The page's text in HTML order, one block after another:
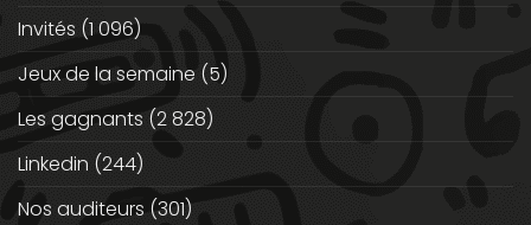
Invités (1 096)
Jeux de la semaine (5)
Les gagnants (2 828)
Linkedin (244)
Nos auditeurs (301)